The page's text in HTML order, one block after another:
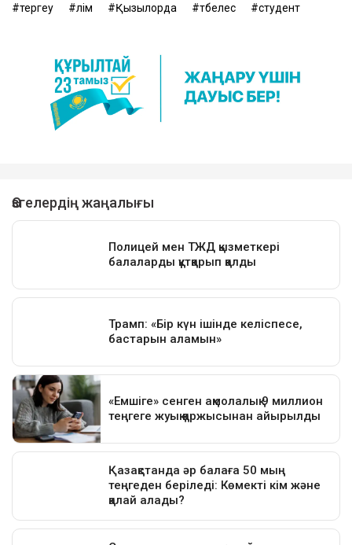
тергеу өлім Қызылорда төбелес студент